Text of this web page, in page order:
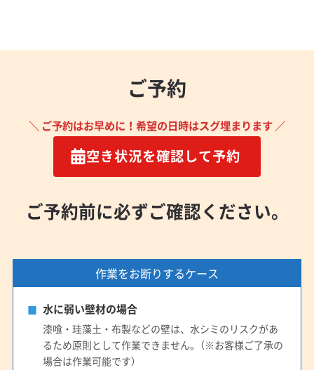
ご予約
＼ ご予約はお早めに！希望の日時はスグ埋まります ／
空き状況を確認して予約
ご予約前に必ずご確認ください。
作業をお断りするケース
水に弱い壁材の場合
漆喰・珪藻土・布製などの壁は、水シミのリスクがあ
るため原則として作業できません。（※お客様ご了承の
場合は作業可能です）